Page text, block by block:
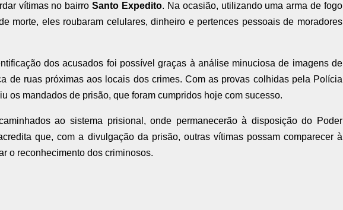
vítimas no bairroSanto Expedito. Na ocasião, utilizando uma arma de fogo
morte, eles roubaram celulares, dinheiro e pertences pessoais de moradores
dos acusados foi possível graças à análise minuciosa de imagens de
de ruas próximas aos locais dos crimes. Com as provas colhidas pela Polícia
os mandados de prisão, que foram cumpridos hoje com sucesso.
ao sistema prisional, onde permanecerão à disposição do Poder
que, com a divulgação da prisão, outras vítimas possam comparecer à
o reconhecimento dos criminosos.